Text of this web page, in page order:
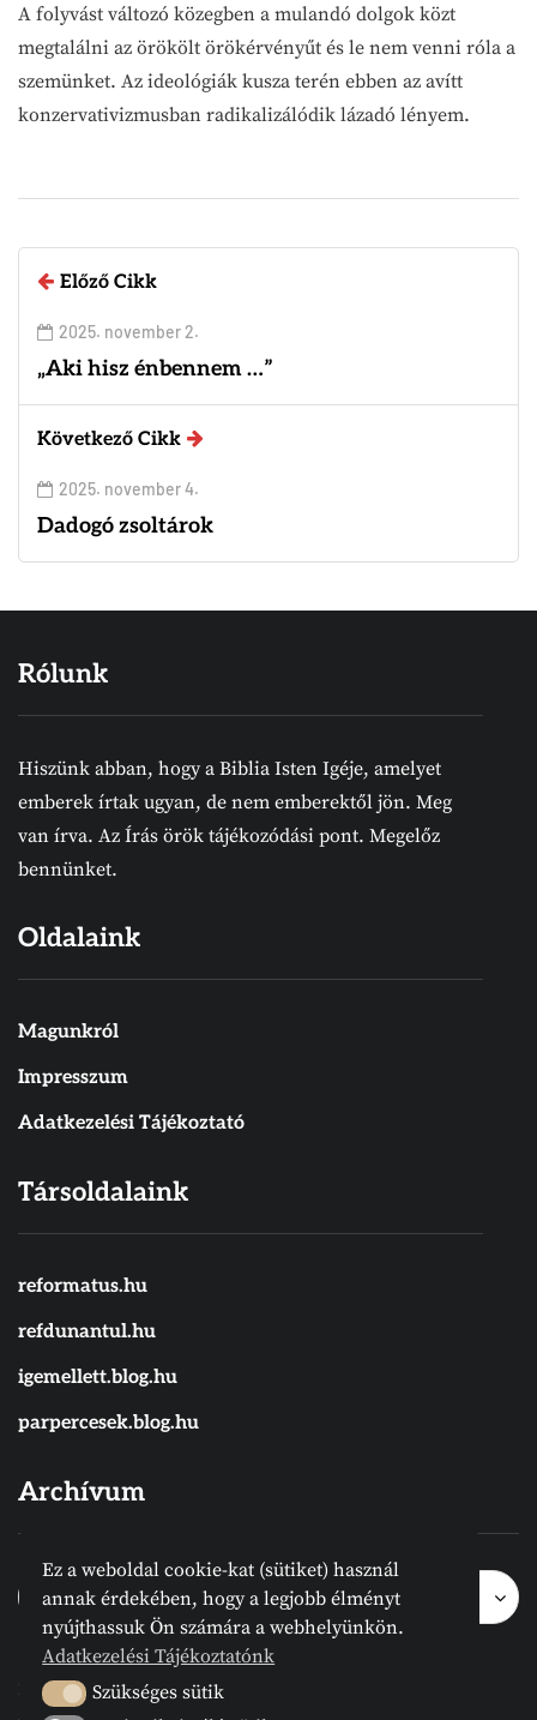
A folyvást változó közegben a mulandó dolgok közt
megtalálni az örökölt örökérvényűt és le nem venni róla a
szemünket. Az ideológiák kusza terén ebben az avítt
konzervativizmusban radikalizálódik lázadó lényem.
Előző Cikk
2025. november 2.
„Aki hisz énbennem …”
Következő Cikk
2025. november 4.
Dadogó zsoltárok
Rólunk
Hiszünk abban, hogy a Biblia Isten Igéje, amelyet
emberek írtak ugyan, de nem emberektől jön. Meg
van írva. Az Írás örök tájékozódási pont. Megelőz
bennünket.
Oldalaink
Magunkról
Impresszum
Adatkezelési Tájékoztató
Társoldalaink
reformatus.hu
refdunantul.hu
igemellett.blog.hu
parpercesek.blog.hu
Archívum
Archívum
Hónap kijelölése
Archívum
2024 © Megvanirva.hu - Minden jog
Ez a weboldal cookie-kat (sütiket) használ
annak érdekében, hogy a legjobb élményt
nyújthassuk Ön számára a webhelyünkön.
Adatkezelési Tájékoztatónk
Szükséges sütik
Szükséges sütik